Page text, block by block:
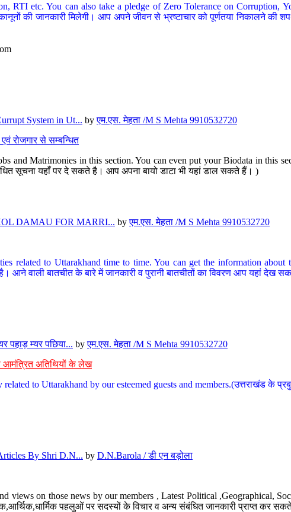
RTI etc. You can also take a pledge of Zero Tolerance on Corruption,
की जानकारी मिलेगी। आप अपने जीवन से भ्रष्टाचार को पूर्णतया निकालने की
System in Ut... byएम.एस. मेहता /M S Mehta 9910532720
रोजगार से सम्बन्धित
and Matrimonies in this section. You can even put your Biodata in this
सूचना यहाँ पर दे सकते है। आप अपना बायो डाटा भी यहां डाल सकते हैं। )
DAMAU FOR MARRI... byएम.एस. मेहता /M S Mehta 9910532720
related to Uttarakhand time to time. You can get the information
आने वाली बातचीत के बारे में जानकारी व पुरानी बातचीतों का विवरण आप यहां देख
पहाड़ म्यर पछिया... byएम.एस. मेहता /M S Mehta 9910532720
आमंत्रित अतिथियों के लेख
to Uttarakhand by our esteemed guests and members.(उत्तराखंड के
By Shri D.N... by D.N.Barola / डी एन बड़ोला
views on those news by our members , Latest Political ,Geographical,
पहलुओं पर सदस्यों के विचार व अन्य संबंधित जानकारी प्राप्त कर